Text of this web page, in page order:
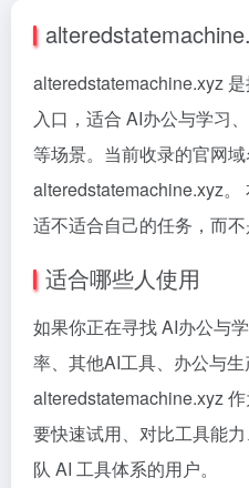
alteredstatemachine.xyz
入口，适合 AI办公与学习
等场景。当前收录的官网
alteredstatemachine.xyz
适不适合自己的任务，而不
适合哪些人使用
如果你正在寻找 AI办公与
率、其他AI工具、办公与
alteredstatemachine.xyz
要快速试用、对比工具能
队 AI 工具体系的用户。